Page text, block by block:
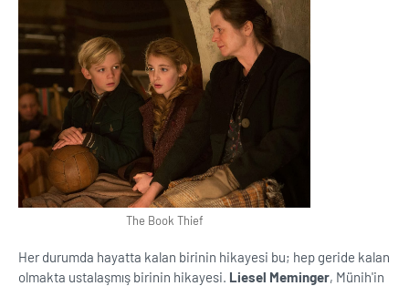
The Book Thief
Her durumda hayatta kalan birinin hikayesi bu; hep geride kalan
olmakta ustalaşmış birinin hikayesi. Liesel Meminger, Münih'in